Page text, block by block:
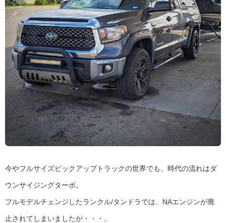
今やフルサイズピックアップトラックの世界でも、時代の流れはダ
ウンサイジングターボ。
フルモデルチェンジしたランクル/タンドラでは、NAエンジンが廃
止されてしまいましたが・・・。